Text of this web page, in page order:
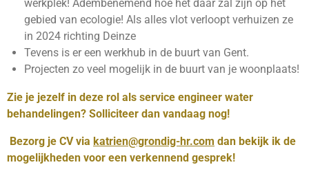
werkplek! Adembenemend hoe het daar zal zijn op het
gebied van ecologie! Als alles vlot verloopt verhuizen ze
in 2024 richting Deinze
Tevens is er een werkhub in de buurt van Gent.
Projecten zo veel mogelijk in de buurt van je woonplaats!
Zie je jezelf in deze rol als service engineer water
behandelingen? Solliciteer dan vandaag nog!
Bezorg je CV via katrien@grondig-hr.com dan bekijk ik de
mogelijkheden voor een verkennend gesprek!